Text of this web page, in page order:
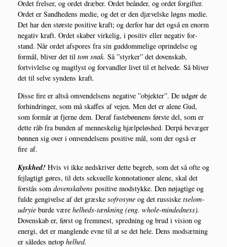
Ordet frel­ser, og ordet dræ­ber. Ordet beån­der, og ordet for­gif­ter.
Ordet er Sand­he­dens medie, og det er den djæ­vel­ske løgns medie.
Det har den stør­ste posi­ti­ve kraft; og der­for har det også en enorm
nega­tiv kraft. Ordet ska­ber vir­ke­lig, i posi­tiv eller nega­tiv for­
stand. Når ordet afspo­res fra sin gud­dom­me­li­ge oprin­del­se og
for­mål, bli­ver det til tom snak. Så ”styr­ker” det doven­skab,
fortviv­lel­se og magt­lyst og for­vand­ler livet til et hel­ve­de. Så bli­ver
det til sel­ve syn­dens kraft.
Dis­se fire er alt­så omven­del­sens nega­ti­ve ”objek­ter”. De udgør de
for­hin­drin­ger, som må skaf­fes af vej­en. Men det er ale­ne Gud,
som for­mår at fjer­ne dem. Der­af fastebøn­nens før­ste del, som er
det­te råb fra bun­den af men­ne­ske­lig hjæl­pe­løs­hed. Der­på bevæ­ger
bøn­nen sig over i omven­del­sens posi­ti­ve mål, som der også er
fire af.
Kysk­hed! Hvis vi ikke nedskri­ver det­te begreb, som det så ofte og
fejl­ag­tigt gøres, til dets seksu­el­le kon­no­ta­tio­ner ale­ne, skal det
for­stås som doven­ska­bens posi­ti­ve mod­styk­ke. Den nøj­ag­ti­ge og
ful­de gen­gi­vel­se af det græ­ske sof­ro­sy­ne og det rus­si­ske tse­lom­
ud­ryie bur­de være hel­heds-tænk­ning (eng. who­le-min­de­d­ness).
Doven­skab er, først og frem­mest, spred­ning og brud i vision og
ener­gi, det er mang­len­de evne til at se det hele. Dens mod­sæt­ning
er såle­des net­op hel­hed.